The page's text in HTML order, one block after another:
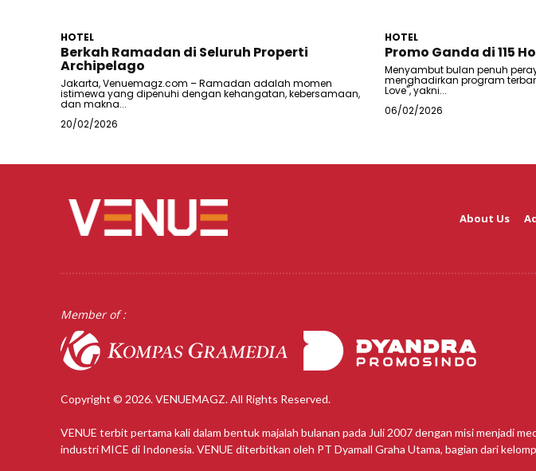
HOTEL
Berkah Ramadan di Seluruh Properti
Archipelago
Jakarta, Venuemagz.com – Ramadan adalah momen
istimewa yang dipenuhi dengan kehangatan, kebersamaan,
dan makna...
20/02/2026
HOTEL
Promo Ganda di 115
Menyambut bulan penuh
menghadirkan program
Love", yakni...
06/02/2026
About Us
Member of :
Copyright © 2026. VENUEMAGZ. All Rights Reserved.
VENUE terbit pertama kali dalam bentuk majalah bulanan pada Juli 2007 dengan misi menjadi
industri MICE di Indonesia. VENUE diterbitkan oleh PT Dyamall Graha Utama, bagian dari